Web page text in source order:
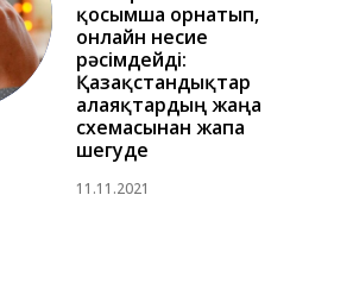
қосымша орнатып,
онлайн несие
рәсімдейді:
Қазақстандықтар
алаяқтардың жаңа
схемасынан жапа
шегуде
11.11.2021